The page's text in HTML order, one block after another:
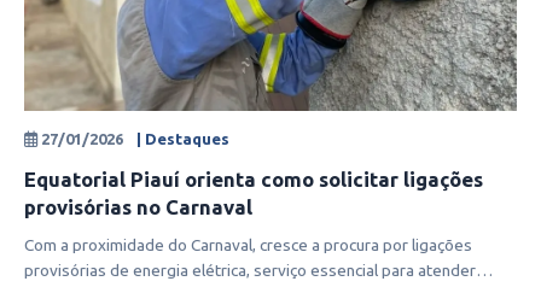
27/01/2026 | Destaques
Equatorial Piauí orienta como solicitar ligações
provisórias no Carnaval
Com a proximidade do Carnaval, cresce a procura por ligações
provisórias de energia elétrica, serviço essencial para atender